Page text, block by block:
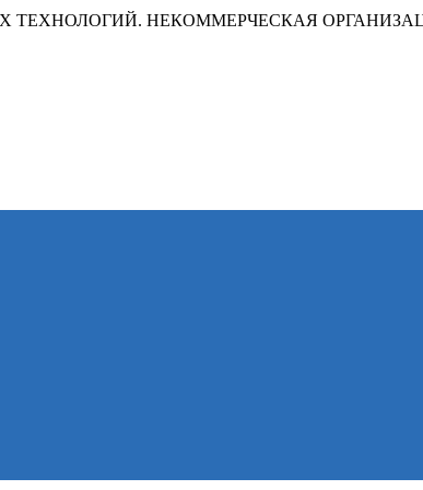
НЕКОММЕРЧЕСКАЯ